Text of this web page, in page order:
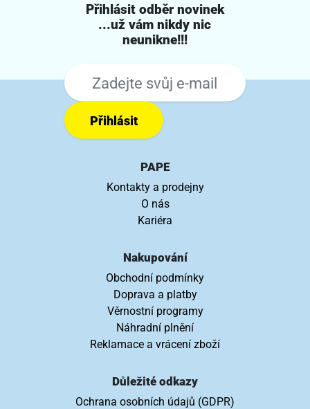
Přihlásit odběr novinek
...už vám nikdy nic
neunikne!!!
Přihlásit
PAPE
Kontakty a prodejny
O nás
Kariéra
Nakupování
Obchodní podmínky
Doprava a platby
Věrnostní programy
Náhradní plnění
Reklamace a vrácení zboží
Důležité odkazy
Ochrana osobních údajů (GDPR)